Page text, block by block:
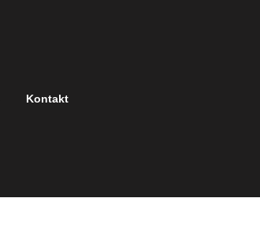
Kontakt